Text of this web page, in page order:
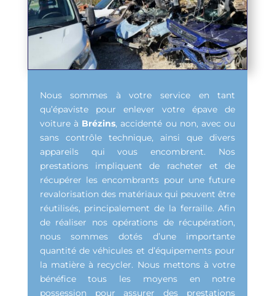
Nous sommes à votre service en tant
qu’épaviste pour enlever votre épave de
voiture à Brézins, accidenté ou non, avec ou
sans contrôle technique, ainsi que divers
appareils qui vous encombrent. Nos
prestations impliquent de racheter et de
récupérer les encombrants pour une future
revalorisation des matériaux qui peuvent être
réutilisés, principalement de la ferraille. Afin
de réaliser nos opérations de récupération,
nous sommes dotés d’une importante
quantité de véhicules et d’équipements pour
la matière à recycler. Nous mettons à votre
bénéfice tous les moyens en notre
possession pour assurer des prestations